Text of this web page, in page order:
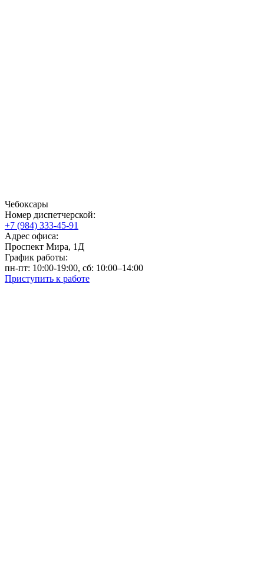
Чебоксары
Номер диспетчерской:
+7 (984) 333-45-91
Адрес офиса:
Проспект Мира, 1Д
График работы:
пн-пт: 10:00-19:00, сб: 10:00–14:00
Приступить к работе